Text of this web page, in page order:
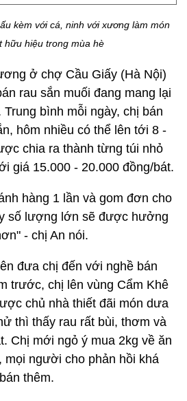
kèm với cá, ninh với xương làm món
hữu hiệu trong mùa hè
ở chợ Cầu Giấy (Hà Nội)
rau sắn muối đang mang lại
bình mỗi ngày, chị bán
hôm nhiều có thể lên tới 8 -
chia ra thành từng túi nhỏ
giá 15.000 - 20.000 đồng/bát.
hàng 1 lần và gom đơn cho
số lượng lớn sẽ được hưởng
- chị An nói.
đưa chị đến với nghề bán
trước, chị lên vùng Cẩm Khê
chủ nhà thiết đãi món dưa
thì thấy rau rất bùi, thơm và
Chị mới ngỏ ý mua 2kg về ăn
mọi người cho phản hồi khá
thêm.